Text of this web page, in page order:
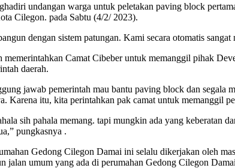
undangan warga untuk peletakan paving block
Cilegon. pada Sabtu (4/2/ 2023).
dengan sistem patungan. Kami secara otomatis
Camat Cibeber untuk memanggil pihak
daerah.
jawab pemerintah mau bantu paving block dan
Karena itu, kita perintahkan pak camat untuk memanggil
sih pahala memang. tapi mungkin ada yang
pungkasnya .
Gedong Cilegon Damai ini selalu dikerjakan oleh
jalan umum yang ada di perumahan Gedong Cilegon